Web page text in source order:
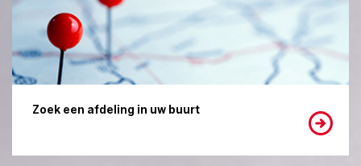
Zoek een afdeling in uw buurt